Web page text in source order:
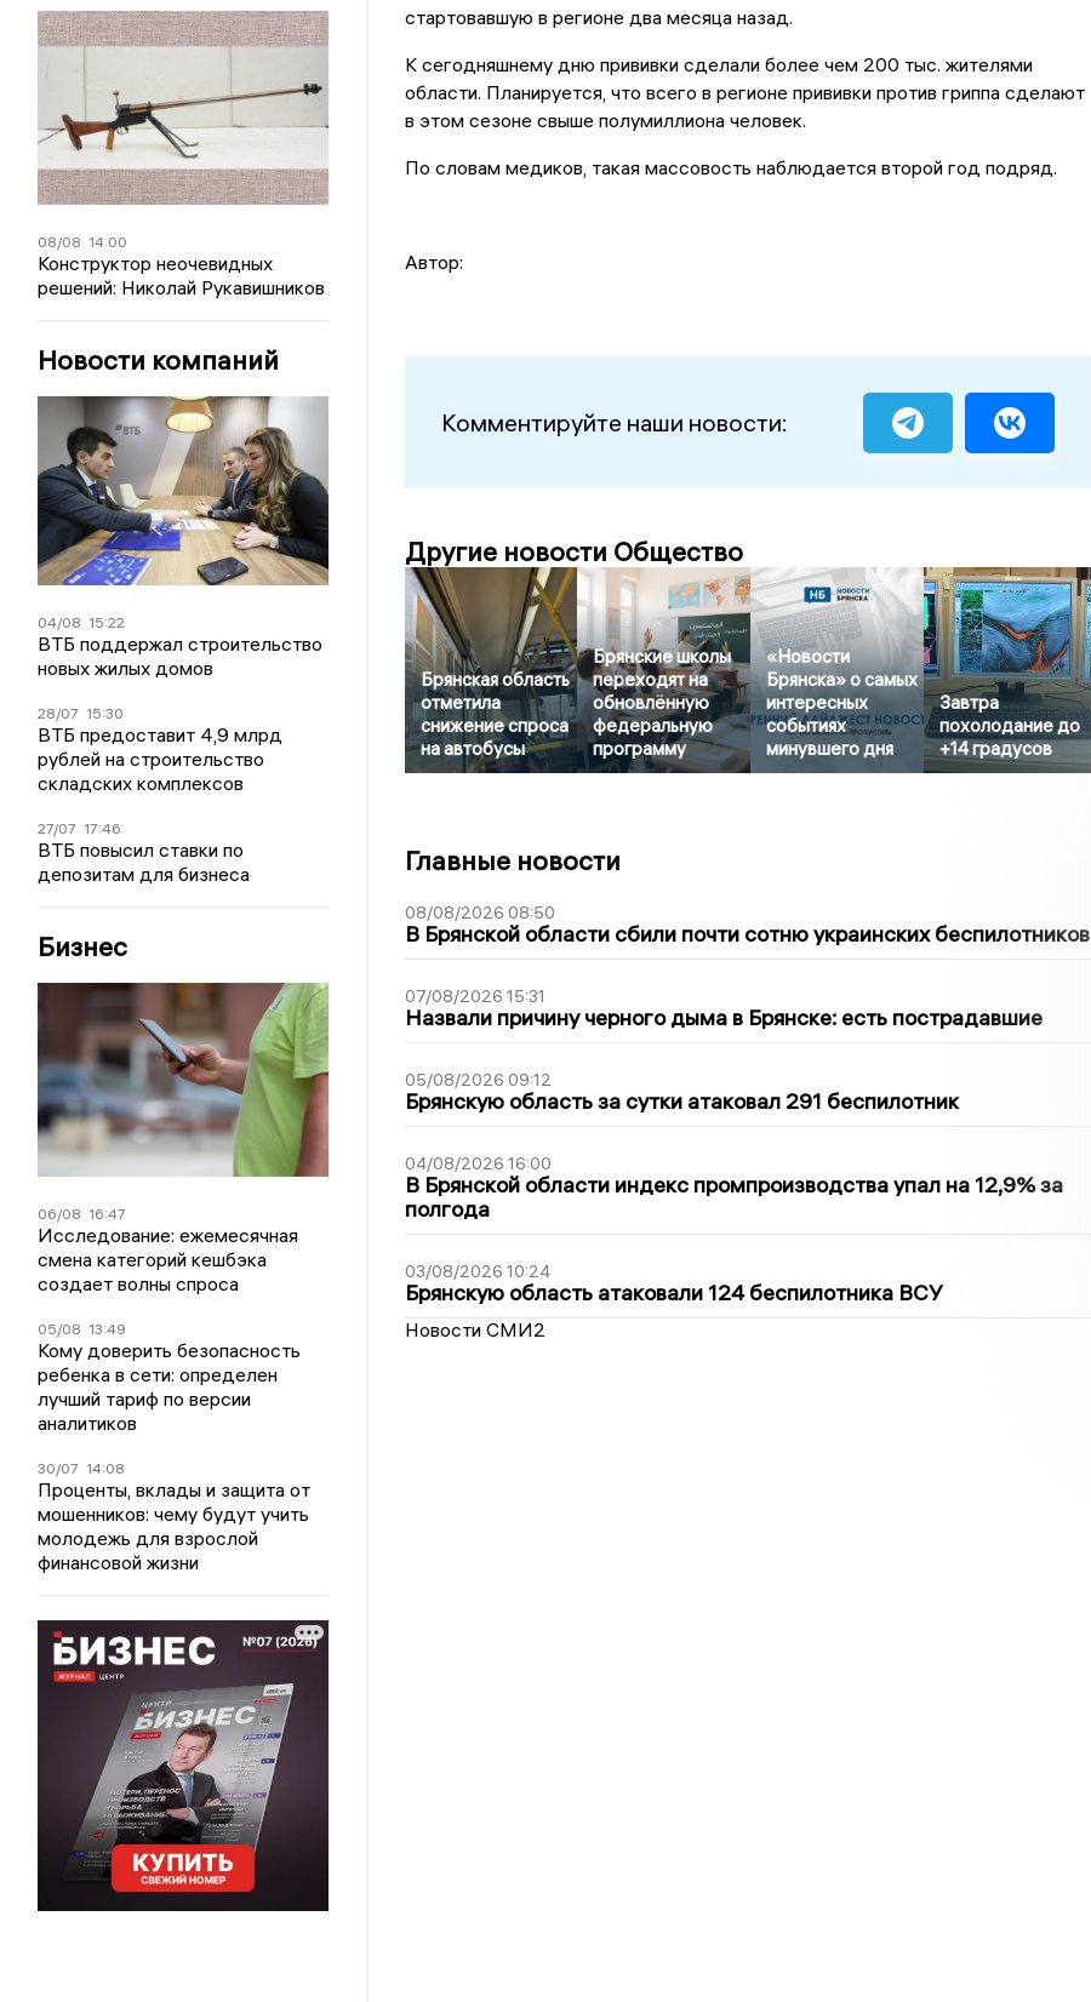
08/08 14:00
Конструктор неочевидных
решений: Николай Рукавишников
Новости компаний
04/08 15:22
ВТБ поддержал строительство
новых жилых домов
28/07 15:30
ВТБ предоставит 4,9 млрд
рублей на строительство
складских комплексов
27/07 17:46
ВТБ повысил ставки по
депозитам для бизнеса
Бизнес
06/08 16:47
Исследование: ежемесячная
смена категорий кешбэка
создает волны спроса
05/08 13:49
Кому доверить безопасность
ребенка в сети: определен
лучший тариф по версии
аналитиков
30/07 14:08
Проценты, вклады и защита от
мошенников: чему будут учить
молодежь для взрослой
финансовой жизни
стартовавшую в регионе два месяца назад.
К сегодняшнему дню прививки сделали более чем 200 тыс. жителями
области. Планируется, что всего в регионе прививки против гриппа сделают
в этом сезоне свыше полумиллиона человек.
По словам медиков, такая массовость наблюдается второй год подряд.
Автор:
Комментируйте наши новости:
Другие новости Общество
Брянская область
отметила
снижение спроса
на автобусы
Брянские школы
переходят на
обновлённую
федеральную
программу
«Новости
Брянска» о самых
интересных
событиях
минувшего дня
Завтра
похолодание до
+14 градусов
Главные новости
08/08/2026 08:50
В Брянской области сбили почти сотню украинских беспилотников
07/08/2026 15:31
Назвали причину черного дыма в Брянске: есть пострадавшие
05/08/2026 09:12
Брянскую область за сутки атаковал 291 беспилотник
04/08/2026 16:00
В Брянской области индекс промпроизводства упал на 12,9% за
полгода
03/08/2026 10:24
Брянскую область атаковали 124 беспилотника ВСУ
Новости СМИ2